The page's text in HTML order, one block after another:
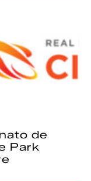
de
Park